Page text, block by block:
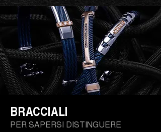
BRACCIALI
PER SAPERSI DISTINGUERE